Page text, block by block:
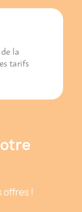
la
tarifs
offres !